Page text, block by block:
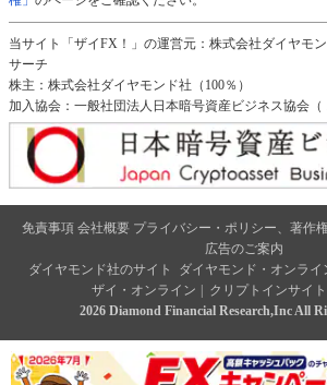
当サイト「ザイFX！」の運営元：株式会社ダイヤモ
サーチ
株主：株式会社ダイヤモンド社（100％）
加入協会：一般社団法人日本暗号資産ビジネス協会（
免責事項 会社概要 プライバシー・ポリシー、著作
広告のご案内
ダイヤモンド社のサイト
ダイヤモンド・オンライ
ザイ・オンライン
クリプトインサイト
2026 Diamond Financial Research,Inc All